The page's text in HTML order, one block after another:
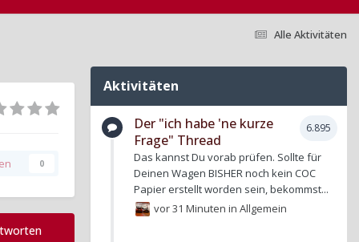
Alle Aktivitäten
0
Aktivitäten
6.895
Der "ich habe 'ne kurze
Frage" Thread
Das kannst Du vorab prüfen. Sollte für
Deinen Wagen BISHER noch kein COC
Papier erstellt worden sein, bekommst...
vor 31 MinuteninAllgemein